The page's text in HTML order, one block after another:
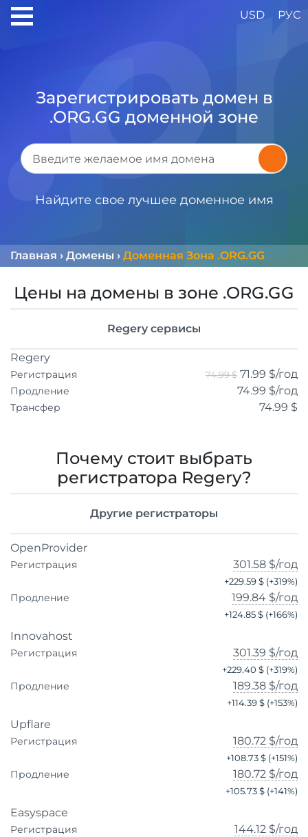
USD РУС
Зарегистрировать домен в
.ORG.GG доменной зоне
Найдите свое лучшее доменное имя
Главная › Домены › Доменная Зона .ORG.GG
Цены на домены в зоне .ORG.GG
Regery сервисы
Regery
Регистрация 74.99 $ 71.99 $/год
Продление 74.99 $/год
Трансфер 74.99 $
Почему стоит выбрать
регистратора Regery?
Другие регистраторы
OpenProvider
Регистрация 301.58 $/год
+229.59 $ (+319%)
Продление 199.84 $/год
+124.85 $ (+166%)
Innovahost
Регистрация 301.39 $/год
+229.40 $ (+319%)
Продление 189.38 $/год
+114.39 $ (+153%)
Upflare
Регистрация 180.72 $/год
+108.73 $ (+151%)
Продление 180.72 $/год
+105.73 $ (+141%)
Easyspace
Регистрация 144.12 $/год